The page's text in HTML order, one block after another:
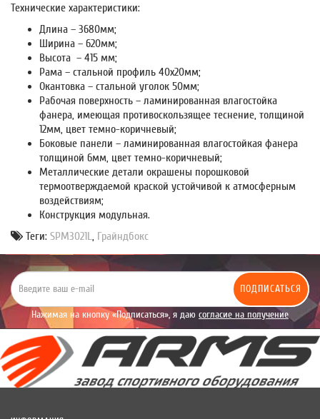
Технические характеристики:
Длина – 3680мм;
Ширина – 620мм;
Высота – 415 мм;
Рама – стальной профиль 40х20мм;
Окантовка – стальной уголок 50мм;
Рабочая поверхность – ламинированная влагостойка
фанера, имеющая противоскользящее теснение, толщиной
12мм, цвет темно-коричневый;
Боковые панели – ламинированная влагостойкая фанера
толщиной 6мм, цвет темно-коричневый;
Металлические детали окрашены порошковой
термоотверждаемой краской устойчивой к атмосферным
воздействиям;
Конструкция модульная.
Теги: SPM3021L, Грайндбокс
ПОДПИСАТЬСЯ
Нажимая на кнопку «Подписаться», я даю согласие на получение
уведомлений рекламного характера.